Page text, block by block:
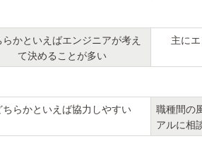
らかといえばエンジニアが考え
て決めることが多い
主に
ちらかといえば協力しやすい
職種間の
アルに相